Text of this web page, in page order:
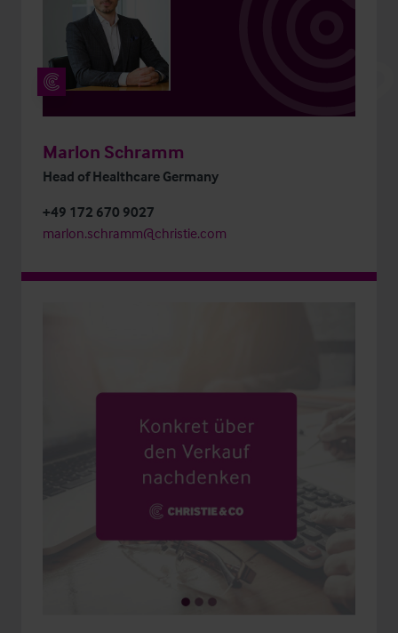
Marlon Schramm
Head of Healthcare Germany
+49 172 670 9027
marlon.schramm@christie.com